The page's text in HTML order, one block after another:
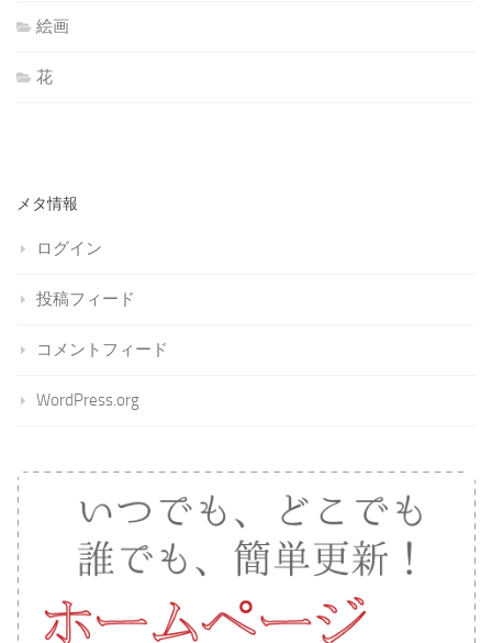
絵画
花
メタ情報
ログイン
投稿フィード
コメントフィード
WordPress.org